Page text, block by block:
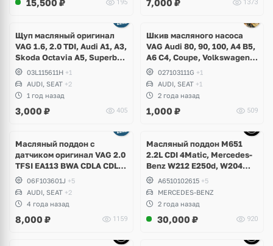
15,500 ₽ 195 7,000 ₽ 1373
Щуп масляный оригинал
VAG 1.6, 2.0 TDI, Audi A1, A3,
Skoda Octavia A5, Superb,
Yeti, Rapid, Volkswagen
Golf V, VI, Plus, Jetta,
Scirocco, Caddy, Passat B6,
B7, Polo, Touran, Seat Leon,
Altea
03L115611H +1
AUDI, SEAT +2
1 год назад
3,000 ₽ 405
Шкив масляного насоса
VAG Audi 80, 90, 100, A4 B5,
A6 C4, Coupe, Volkswagen
Golf 1, 2, 3, Corrado,
Scirocco, Jetta, Passat B2,
B3, B4, B5, Seat Toledo,
Cordoba, Ibiza
027103111G +1
AUDI, SEAT +1
2 года назад
1,000 ₽ 509
Масляный поддон с
датчиком оригинал VAG 2.0
TFSI EA113 BWA CDLA CDLC
CDLG06F103601J +5
AUDI, SEAT +2
4 года назад
8,000 ₽ 1159
Масляный поддон M651
2.2L CDI 4Matic, Mercedes-
Benz W212 E250d, W204
GLKA6510102615 +5
MERCEDES-BENZ
2 года назад
30,000 ₽ 920